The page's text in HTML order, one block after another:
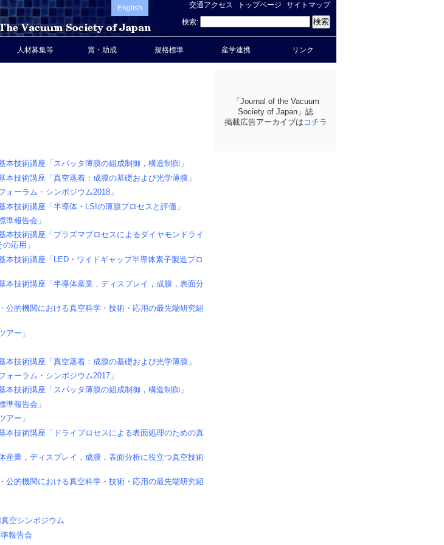
English
検索:
交通アクセス トップページ サイトマップ
人材募集等 賞・助成 規格標準 産学連携 リンク
「Journal of the Vacuum
Society of Japan」誌
掲載広告アーカイブは コチラ
本技術講座「スパッタ薄膜の組成制御，構造制御」
本技術講座「真空蒸着：成膜の基礎および光学薄膜」
ォーラム・シンポジウム2018」
本技術講座「半導体・LSIの薄膜プロセスと評価」
準報告会」
本技術講座「プラズマプロセスによるダイヤモンドライ
応用」
本技術講座「LED・ワイドギャップ半導体素子製造プロ
本技術講座「半導体産業，ディスプレイ，成膜，表面分
公的機関における真空科学・技術・応用の最先端研究紹
アー」
本技術講座「真空蒸着：成膜の基礎および光学薄膜」
ォーラム・シンポジウム2017」
本技術講座「スパッタ薄膜の組成制御，構造制御」
準報告会」
アー」
本技術講座「ドライプロセスによる表面処理のための真
産業，ディスプレイ，成膜，表面分析に役立つ真空技術
公的機関における真空科学・技術・応用の最先端研究紹
空シンポジウム
報告会